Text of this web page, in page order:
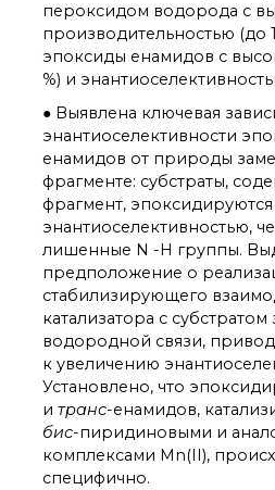
Крупный научный
проект
по приоритетным
направлениям НТР РФ
Аспирантура
Защита диссертаций
Набор студентов
Рекомендации ВАК
о типовых нарушениях
Новости института
Конференции
Новости
диссертационных
советов
Новые лаборатории
Институт в СМИ
пероксидом водорода с
производительностью (до
эпоксиды енамидов с
%) и
● Выявлена ключевая
энантиоселективности
енамидов от природы
фрагменте: субстраты,
фрагмент,
энантиоселективностью,
лишенные N -H группы.
предположение о
стабилизирующего
катализатора с
водородной связи,
к увеличению
Установлено, что
и транс-енамидов,
бис-пиридиновыми и
комплексами Mn(II),
специфично.